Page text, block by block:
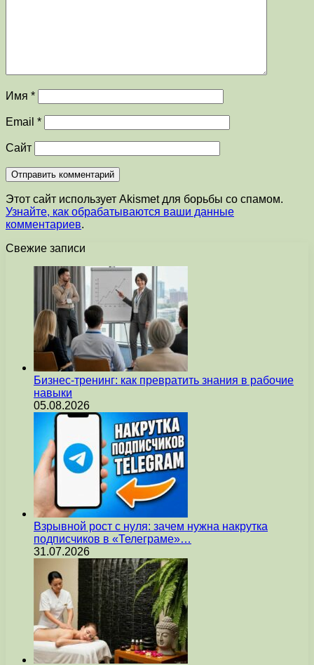
Имя *
Email *
Сайт
Этот сайт использует Akismet для борьбы со спамом.
Узнайте, как обрабатываются ваши данные
комментариев.
Свежие записи
Бизнес-тренинг: как превратить знания в рабочие
навыки
05.08.2026
Взрывной рост с нуля: зачем нужна накрутка
подписчиков в «Телеграме»…
31.07.2026